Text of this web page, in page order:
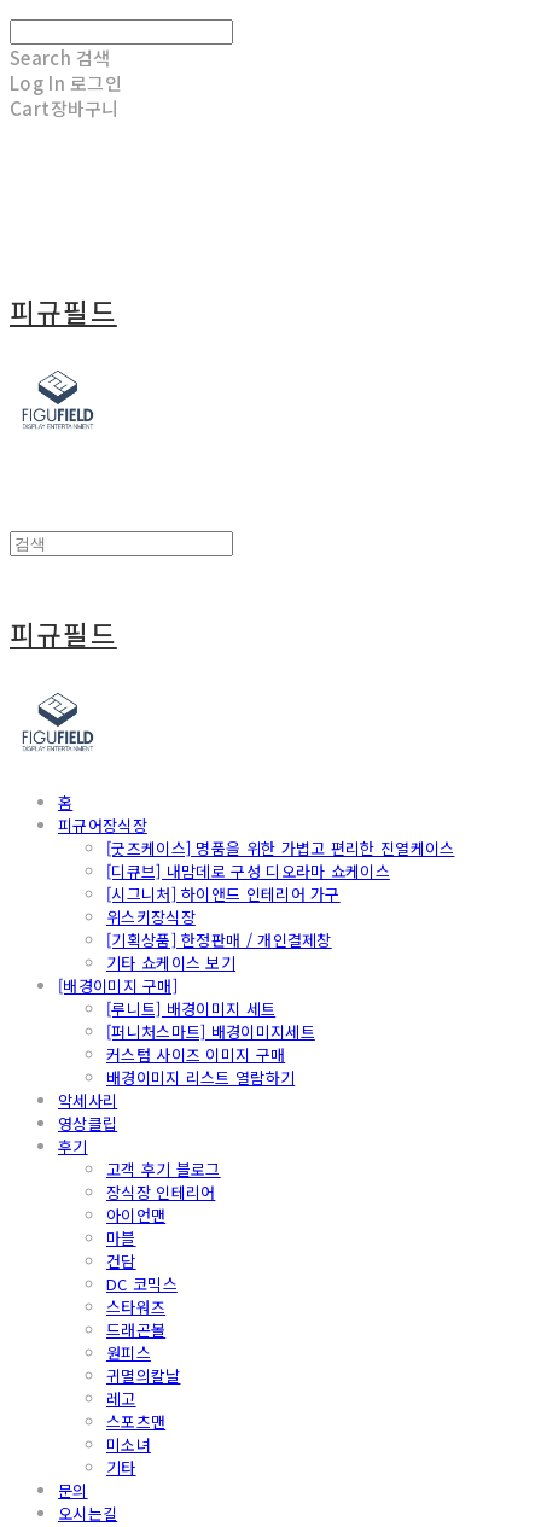
Search 검색
Log In 로그인
Cart장바구니
피규필드
피규필드
홈
피규어장식장
[굿즈케이스] 명품을 위한 가볍고 편리한 진열케이스
[디큐브] 내맘데로 구성 디오라마 쇼케이스
[시그니처] 하이앤드 인테리어 가구
위스키장식장
[기획상품] 한정판매 / 개인결제창
기타 쇼케이스 보기
[배경이미지 구매]
[루니트] 배경이미지 세트
[퍼니처스마트] 배경이미지세트
커스텀 사이즈 이미지 구매
배경이미지 리스트 열람하기
악세사리
영상클립
후기
고객 후기 블로그
장식장 인테리어
아이언맨
마블
건담
DC 코믹스
스타워즈
드래곤볼
원피스
귀멸의칼날
레고
스포츠맨
미소녀
기타
문의
오시는길